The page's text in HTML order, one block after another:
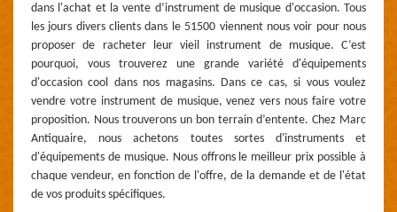
dans l'achat et la vente d’instrument de musique d'occasion. Tous
les jours divers clients dans le 51500 viennent nous voir pour nous
proposer de racheter leur vieil instrument de musique. C’est
pourquoi, vous trouverez une grande variété d'équipements
d'occasion cool dans nos magasins. Dans ce cas, si vous voulez
vendre votre instrument de musique, venez vers nous faire votre
proposition. Nous trouverons un bon terrain d’entente. Chez Marc
Antiquaire, nous achetons toutes sortes d'instruments et
d'équipements de musique. Nous offrons le meilleur prix possible à
chaque vendeur, en fonction de l'offre, de la demande et de l'état
de vos produits spécifiques.